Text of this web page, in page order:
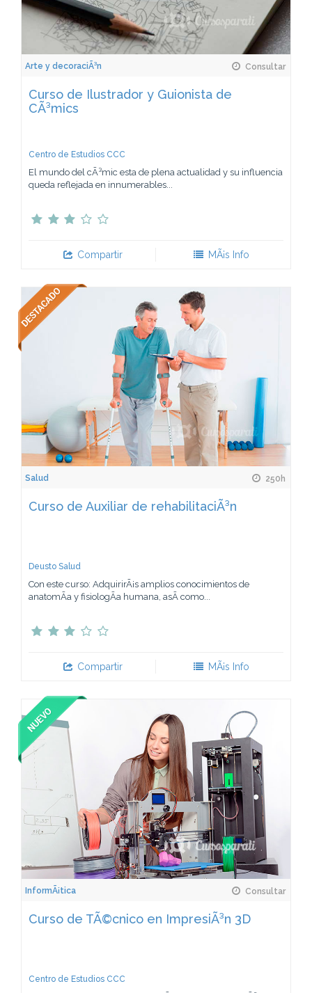
Arte y decoraciÃ³n Consultar
Curso de Ilustrador y Guionista de
CÃ³mics
Centro de Estudios CCC
El mundo del cÃ³mic esta de plena actualidad y su influencia
queda reflejada en innumerables...
Compartir MÃ¡s Info
Salud 250h
Curso de Auxiliar de rehabilitaciÃ³n
Deusto Salud
Con este curso: AdquirirÃ¡s amplios conocimientos de
anatomÃ­a y fisiologÃ­a humana, asÃ­ como...
Compartir MÃ¡s Info
InformÃ¡tica Consultar
Curso de TÃ©cnico en ImpresiÃ³n 3D
Centro de Estudios CCC